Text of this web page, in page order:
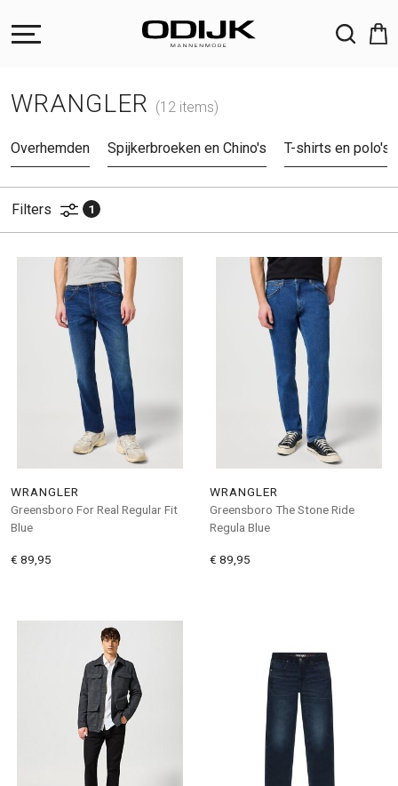
WRANGLER (12 items)
Overhemden Spijkerbroeken en Chino's T-shirts en polo's
Filters 1
WRANGLER
Greensboro For Real Regular Fit
Blue
€ 89,95
WRANGLER
Greensboro The Stone Ride
Regula Blue
€ 89,95